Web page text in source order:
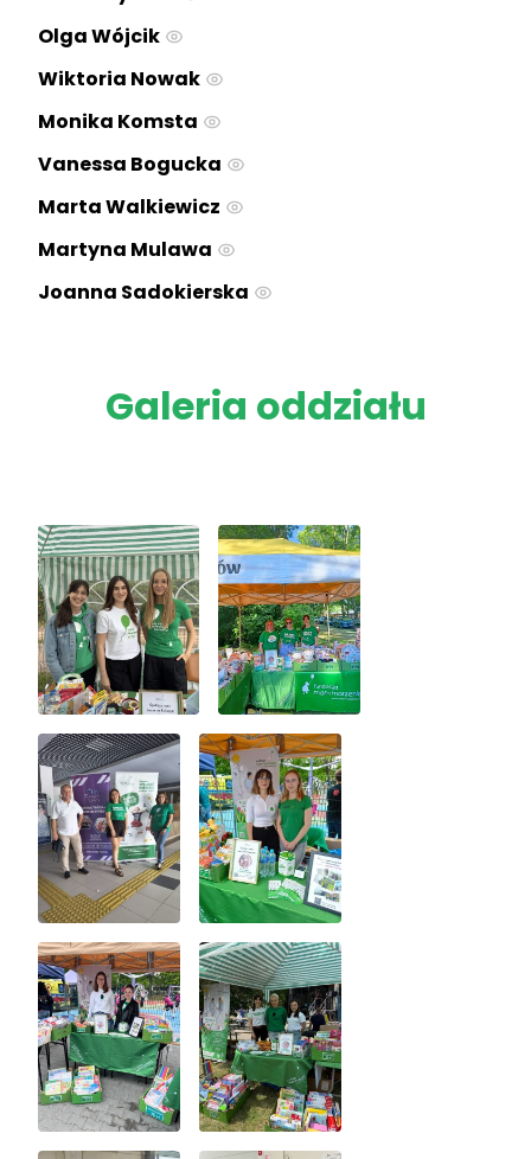
Olga Wójcik
Wiktoria Nowak
Monika Komsta
Vanessa Bogucka
Marta Walkiewicz
Martyna Mulawa
Joanna Sadokierska
Galeria oddziału